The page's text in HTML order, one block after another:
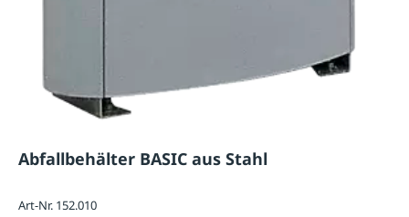
Abfallbehälter BASIC aus Stahl
Art-Nr. 152.010